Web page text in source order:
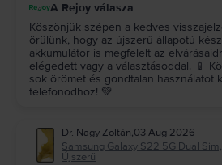
A Rejoy válasza
Köszönjük szépen a kedves
örülünk, hogy az újszerű állapotú
akkumulátor is megfelelt az
elégedett vagy a választásoddal. 📱
sok örömet és gondtalan használatot
telefonodhoz! 💚
Dr. Nagy Zoltán,03 Aug 2026
Samsung Galaxy S22 5G Dual
Újszerű